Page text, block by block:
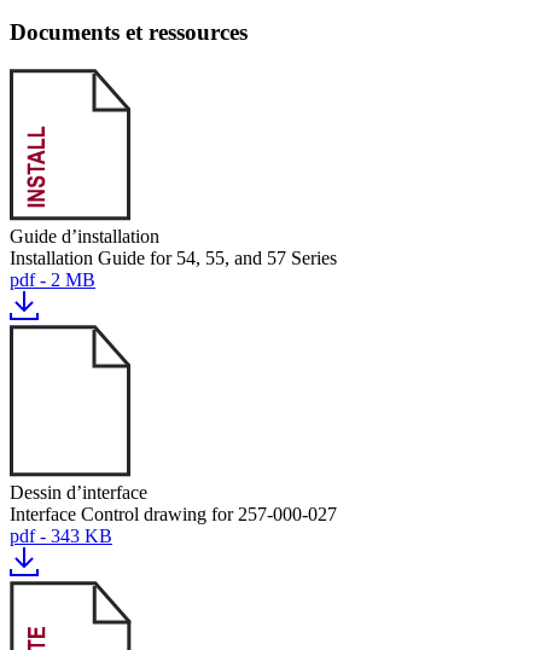
Documents et ressources
Guide d’installation
Installation Guide for 54, 55, and 57 Series
pdf - 2 MB
Dessin d’interface
Interface Control drawing for 257-000-027
pdf - 343 KB